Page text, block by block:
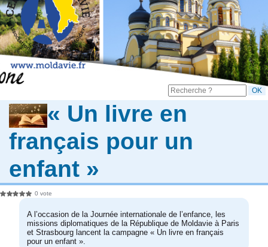
« Un livre en
français pour un
enfant »
0 vote
A l’occasion de la Journée internationale de l’enfance, les
missions diplomatiques de la République de Moldavie à Paris
et Strasbourg lancent la campagne « Un livre en français
pour un enfant ».